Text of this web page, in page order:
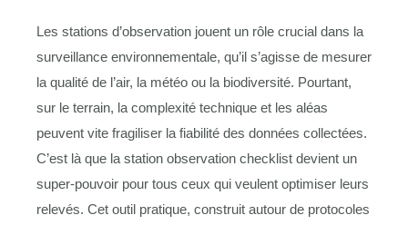
Les stations d’observation jouent un rôle crucial dans la
surveillance environnementale, qu’il s’agisse de mesurer
la qualité de l’air, la météo ou la biodiversité. Pourtant,
sur le terrain, la complexité technique et les aléas
peuvent vite fragiliser la fiabilité des données collectées.
C’est là que la station observation checklist devient un
super-pouvoir pour tous ceux qui veulent optimiser leurs
relevés. Cet outil pratique, construit autour de protocoles